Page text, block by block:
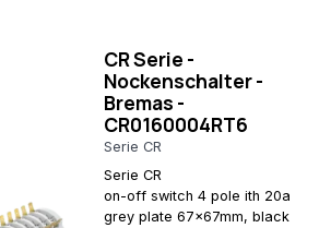
CR Serie -
Nockenschalter -
Bremas -
CR0160004RT6
Serie CR
Serie CR
on-off switch 4 pole ith 20a
grey plate 67x67mm, black